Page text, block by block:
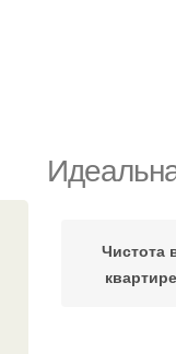
Чистота
квартире